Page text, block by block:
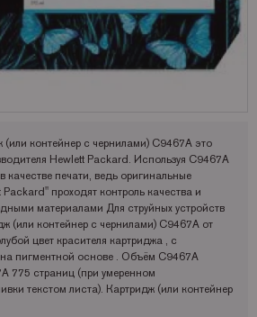
для струйных принтеров
и пленки для струйных принтеров
Корея
Packard
контейнер с чернилами) C9467A это
Hewlett Packard. Используя C9467A
качестве печати, ведь оригинальные
проходят контроль качества и
материалами Для струйных устройств
(или контейнер с чернилами) C9467A от
цвет красителя картриджа , с
пигментной основе . Объём C9467A
775 страниц (при умеренном
текстом листа). Картридж (или контейнер
использовать при температуре 15 до 35°